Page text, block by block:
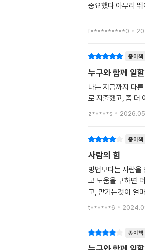
중요했다.아무리
f**********0
종이책
누구와 함께 일
나는 지금까지 다
로 지출했고, 좀 더
z*****s
종이책
사람의 힘
방법보다는 사람을
고 도움을 구하면
고, 맡기는것이 얼
t******6
종이책